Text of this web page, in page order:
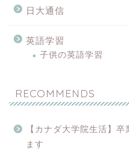
日大通信
英語学習
子供の英語学習
RECOMMENDS
【カナダ大学院生活】
ます